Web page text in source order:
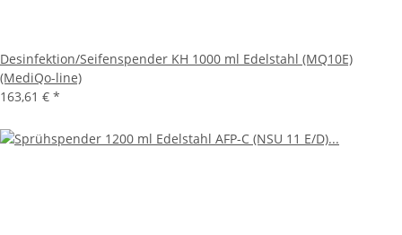
Desinfektion/Seifenspender KH 1000 ml Edelstahl (MQ10E)
(MediQo-line)
163,61 € *